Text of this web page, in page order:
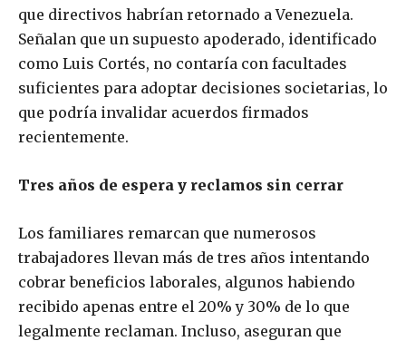
que directivos habrían retornado a Venezuela.
Señalan que un supuesto apoderado, identificado
como Luis Cortés, no contaría con facultades
suficientes para adoptar decisiones societarias, lo
que podría invalidar acuerdos firmados
recientemente.
Tres años de espera y reclamos sin cerrar
Los familiares remarcan que numerosos
trabajadores llevan más de tres años intentando
cobrar beneficios laborales, algunos habiendo
recibido apenas entre el 20% y 30% de lo que
legalmente reclaman. Incluso, aseguran que